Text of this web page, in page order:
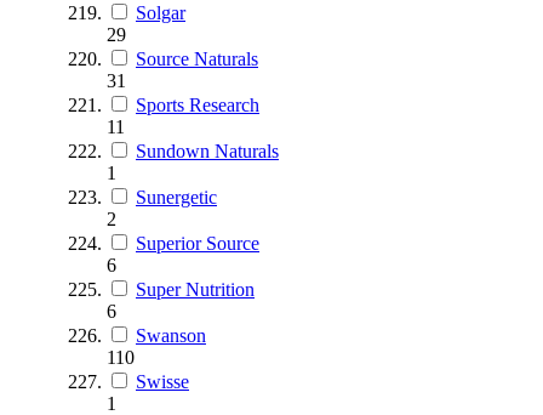
Solgar
29
Source Naturals
31
Sports Research
11
Sundown Naturals
1
Sunergetic
2
Superior Source
6
Super Nutrition
6
Swanson
110
Swisse
1